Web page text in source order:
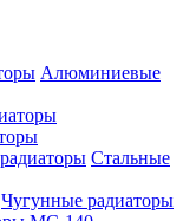
Алюминиевые
Стальные
Чугунные радиаторы